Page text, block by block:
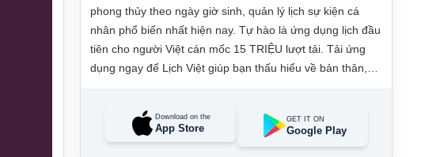
phong thủy theo ngày giờ sinh, quản lý lịch sự kiện cá
nhân phổ biến nhất hiện nay. Tự hào là ứng dụng lịch đầu
tiên cho người Việt cán mốc 15 TRIỆU lượt tải. Tải ứng
dụng ngay để Lịch Việt giúp bạn thấu hiểu về bản thân,
Download on the
App Store
GET IT ON
Google Play